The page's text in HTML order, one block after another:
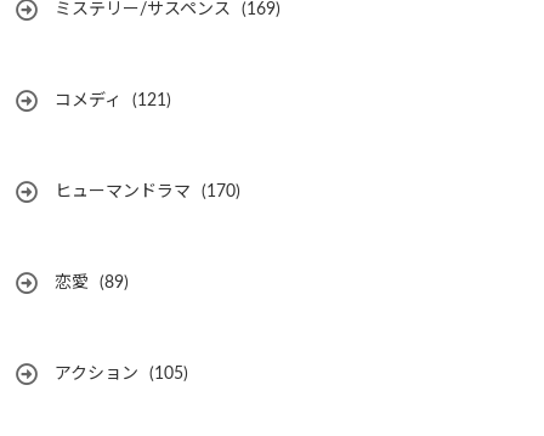
ミステリー/サスペンス (169)
コメディ (121)
ヒューマンドラマ (170)
恋愛 (89)
アクション (105)